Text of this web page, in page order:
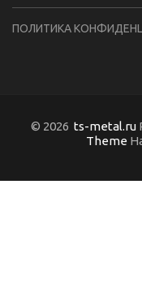
ПОЛИТИКА
© 2026 ts-metal.ru
Theme